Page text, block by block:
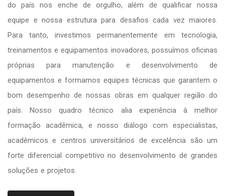
do país nos enche de orgulho, além de qualificar nossa
equipe e nossa estrutura para desafios cada vez maiores.
Para tanto, investimos permanentemente em tecnologia,
treinamentos e equipamentos inovadores, possuímos oficinas
próprias para manutenção e desenvolvimento de
equipamentos e formamos equipes técnicas que garantem o
bom desempenho de nossas obras em qualquer região do
país. Nosso quadro técnico alia experiência à melhor
formação acadêmica, e nosso diálogo com especialistas,
acadêmicos e centros universitários de excelência são um
forte diferencial competitivo no desenvolvimento de grandes
soluções e projetos.